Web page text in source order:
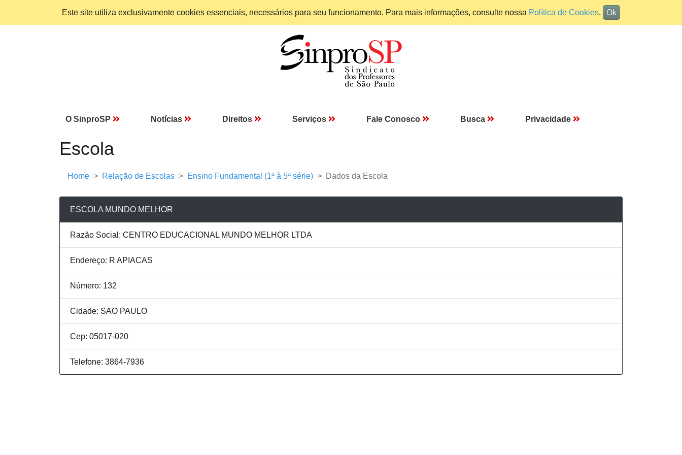
Este site utiliza exclusivamente cookies essenciais, necessários para seu funcionamento. Para mais informações, consulte nossa Política de Cookies. Ok
O SinproSP Notícias Direitos Serviços Fale Conosco Busca Privacidade
Escola
Home Relação de Escolas Ensino Fundamental (1ª à 5ª série) Dados da Escola
ESCOLA MUNDO MELHOR
Razão Social: CENTRO EDUCACIONAL MUNDO MELHOR LTDA
Endereço: R APIACAS
Número: 132
Cidade: SAO PAULO
Cep: 05017-020
Telefone: 3864-7936